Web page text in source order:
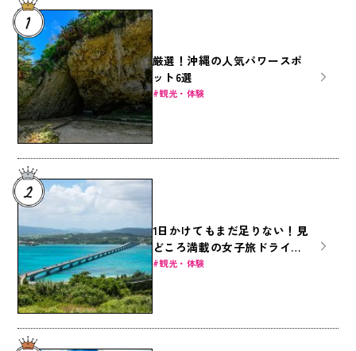
厳選！沖縄の人気パワースポ
ット6選
観光・体験
1日かけてもまだ足りない！見
どころ満載の女子旅ドライブ
～本島北部編～
観光・体験